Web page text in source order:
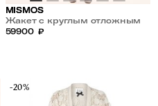
MISMOS
Жакет с круглым отложным
воротником
59900 ₽
-20%